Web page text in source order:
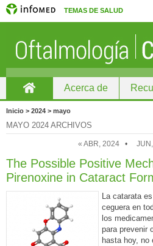
TEMAS DE SALUD
Acerca de
Inicio > 2024 > mayo
MAYO 2024 ARCHIVOS
« ABR, 2024 •
The Possible Positive
Pirenoxine in Cataract
La catarata
ceguera en
los
para prevenir
hasta hoy,